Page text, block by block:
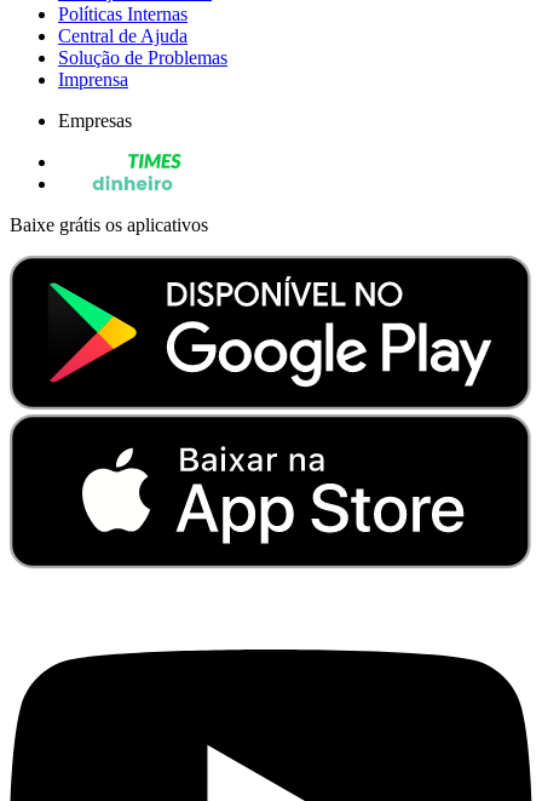
Políticas Internas
Central de Ajuda
Solução de Problemas
Imprensa
Empresas
Baixe grátis os aplicativos